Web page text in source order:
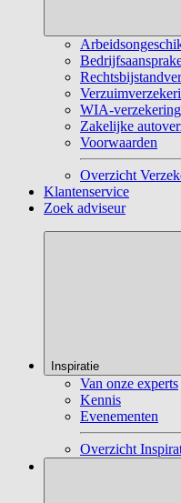
WIA-verzekering
Zakelijke
Voorwaarden
Overzicht
Klantenservice
Zoek adviseur
Inspiratie
Van onze experts
Kennis
Evenementen
Overzicht